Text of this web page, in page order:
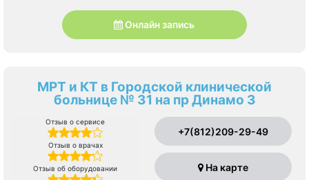
Онлайн запись
МРТ и КТ в Городской клинической
больнице № 31 на пр Динамо 3
Отзыв о сервисе
Отзыв о врачах
Отзыв об оборудовании
+7(812)209-29-49
На карте